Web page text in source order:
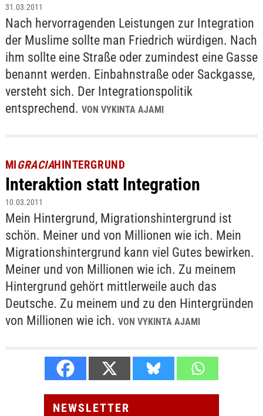
31.03.2011
Nach hervorragenden Leistungen zur Integration
der Muslime sollte man Friedrich würdigen. Nach
ihm sollte eine Straße oder zumindest eine Gasse
benannt werden. Einbahnstraße oder Sackgasse,
versteht sich. Der Integrationspolitik
entsprechend. VON VYKINTA AJAMI
MIGRACIAHINTERGRUND
Interaktion statt Integration
10.03.2011
Mein Hintergrund, Migrationshintergrund ist
schön. Meiner und von Millionen wie ich. Mein
Migrationshintergrund kann viel Gutes bewirken.
Meiner und von Millionen wie ich. Zu meinem
Hintergrund gehört mittlerweile auch das
Deutsche. Zu meinem und zu den Hintergründen
von Millionen wie ich. VON VYKINTA AJAMI
NEWSLETTER